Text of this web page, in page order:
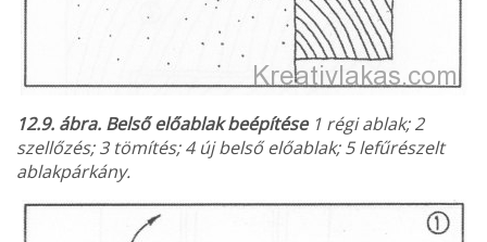
12.9. ábra. Belső előablak beépítése1 régi ablak; 2
szellőzés; 3 tömítés; 4 új belső előablak; 5 lefűrészelt
ablakpárkány.